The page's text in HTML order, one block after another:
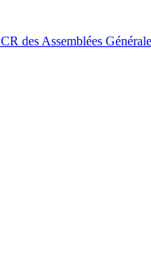
CR des Assemblées